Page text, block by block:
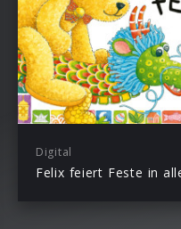
Digital